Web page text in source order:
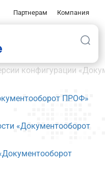
Партнерам
Компания
конфигурации
ПРОФ»
«Документооборот